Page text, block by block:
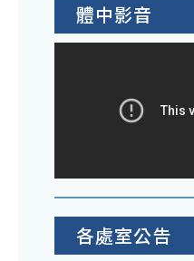
體中影音
各處室公告